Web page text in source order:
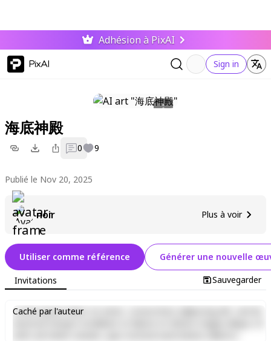
Adhésion à PixAI
PixAI Sign in
海底神殿
0 9
Publié le Nov 20, 2025
noir Plus à voir
Utiliser comme référence Générer une nouvelle
Invitations Sauvegarder
Lorem ipsum dolor sit amet, consectetur adipiscing elit, sed do
Caché par l'auteur